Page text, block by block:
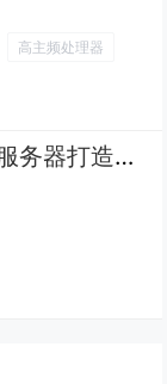
高主频处理器
噪音低至40分贝，冰河AL2 LITE服务器打造舒适挖掘环境